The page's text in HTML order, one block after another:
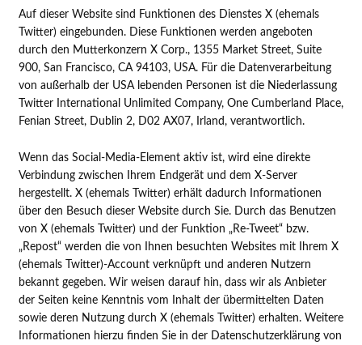
Auf dieser Website sind Funktionen des Dienstes X (ehemals
Twitter) eingebunden. Diese Funktionen werden angeboten
durch den Mutterkonzern X Corp., 1355 Market Street, Suite
900, San Francisco, CA 94103, USA. Für die Datenverarbeitung
von außerhalb der USA lebenden Personen ist die Niederlassung
Twitter International Unlimited Company, One Cumberland Place,
Fenian Street, Dublin 2, D02 AX07, Irland, verantwortlich.
Wenn das Social-Media-Element aktiv ist, wird eine direkte
Verbindung zwischen Ihrem Endgerät und dem X-Server
hergestellt. X (ehemals Twitter) erhält dadurch Informationen
über den Besuch dieser Website durch Sie. Durch das Benutzen
von X (ehemals Twitter) und der Funktion „Re-Tweet“ bzw.
„Repost“ werden die von Ihnen besuchten Websites mit Ihrem X
(ehemals Twitter)-Account verknüpft und anderen Nutzern
bekannt gegeben. Wir weisen darauf hin, dass wir als Anbieter
der Seiten keine Kenntnis vom Inhalt der übermittelten Daten
sowie deren Nutzung durch X (ehemals Twitter) erhalten. Weitere
Informationen hierzu finden Sie in der Datenschutzerklärung von